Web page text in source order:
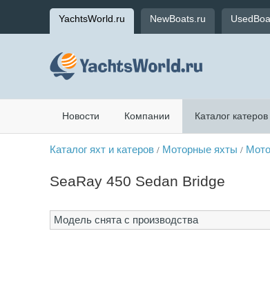
YachtsWorld.ru NewBoats.ru
Новости Компании Каталог
Каталог яхт и катеров / Моторные яхты /
SeaRay 450 Sedan Bridge
Модель снята с производства